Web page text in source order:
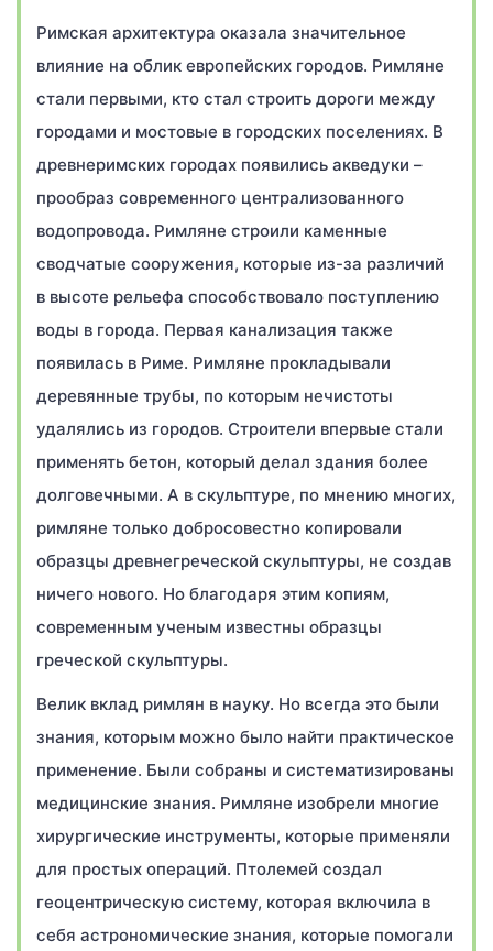
Римская архитектура оказала значительное
влияние на облик европейских городов. Римляне
стали первыми, кто стал строить дороги между
городами и мостовые в городских поселениях. В
древнеримских городах появились акведуки –
прообраз современного централизованного
водопровода. Римляне строили каменные
сводчатые сооружения, которые из-за различий
в высоте рельефа способствовало поступлению
воды в города. Первая канализация также
появилась в Риме. Римляне прокладывали
деревянные трубы, по которым нечистоты
удалялись из городов. Строители впервые стали
применять бетон, который делал здания более
долговечными. А в скульптуре, по мнению многих,
римляне только добросовестно копировали
образцы древнегреческой скульптуры, не создав
ничего нового. Но благодаря этим копиям,
современным ученым известны образцы
греческой скульптуры.
Велик вклад римлян в науку. Но всегда это были
знания, которым можно было найти практическое
применение. Были собраны и систематизированы
медицинские знания. Римляне изобрели многие
хирургические инструменты, которые применяли
для простых операций. Птолемей создал
геоцентрическую систему, которая включила в
себя астрономические знания, которые помогали